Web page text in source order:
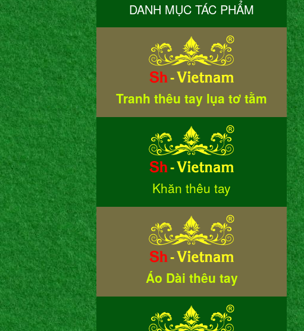
DANH MỤC TÁC PHẨM
Tranh thêu tay lụa tơ tằm
Khăn thêu tay
Áo Dài thêu tay